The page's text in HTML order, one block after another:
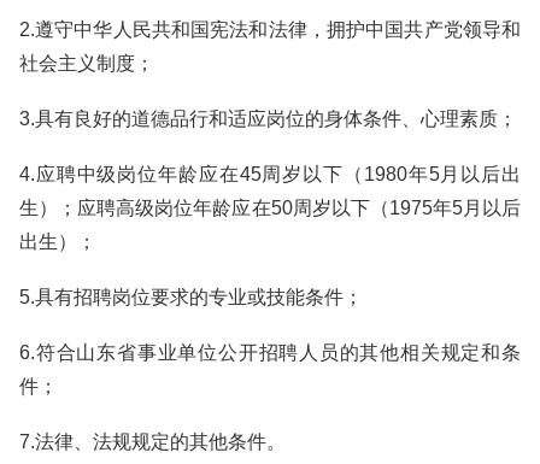
2.遵守中华人民共和国宪法和法律，拥护中国共产党领导和
社会主义制度；
3.具有良好的道德品行和适应岗位的身体条件、心理素质；
4.应聘中级岗位年龄应在45周岁以下（1980年5月以后出
生）；应聘高级岗位年龄应在50周岁以下（1975年5月以后
出生）；
5.具有招聘岗位要求的专业或技能条件；
6.符合山东省事业单位公开招聘人员的其他相关规定和条
件；
7.法律、法规规定的其他条件。